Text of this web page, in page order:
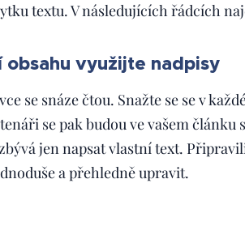
textu. V následujících řádcích
obsahu využijte nadpisy
se snáze čtou. Snažte se se v
se pak budou ve vašem článku
jen napsat vlastní text.
a přehledně upravit.